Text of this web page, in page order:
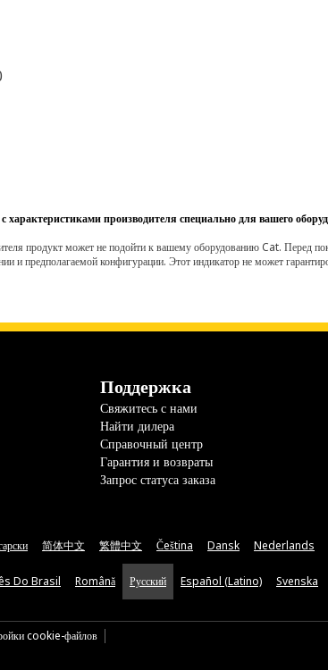
характеристиками производителя специально для вашего
продукт может не подойти к вашему оборудованию Cat. Перед
и предполагаемой конфигурации. Этот индикатор не может
Поддержка
Свяжитесь с нами
Найти дилера
Справочный центр
Гарантия и возвраты
Запрос статуса заказа
简体中文 繁體中文 Čeština Dansk Nederlands
Do Brasil Română Русский Español (Latino) Svenska
cookie-файлов